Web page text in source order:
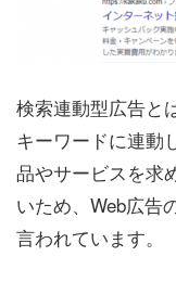
検索連動型広告と
キーワードに連動
品やサービスを求
いため、Web広告
言われています。